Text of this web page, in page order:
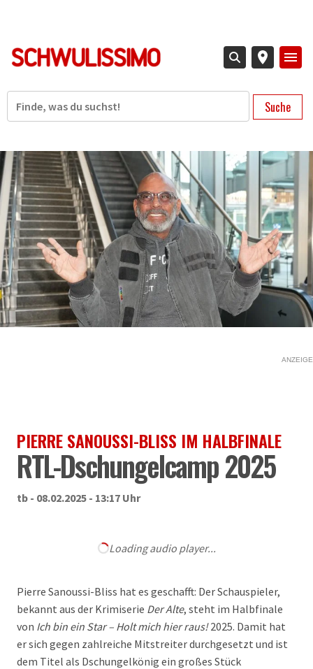
Suche
ANZEIGE
PIERRE SANOUSSI-BLISS IM HALBFINALE
RTL-Dschungelcamp 2025
tb - 08.02.2025 - 13:17 Uhr
Loading audio player...
Pierre Sanoussi-Bliss hat es geschafft: Der Schauspieler,
bekannt aus der Krimiserie Der Alte, steht im Halbfinale
von Ich bin ein Star – Holt mich hier raus!2025. Damit hat
er sich gegen zahlreiche Mitstreiter durchgesetzt und ist
dem Titel als Dschungelkönig ein großes Stück